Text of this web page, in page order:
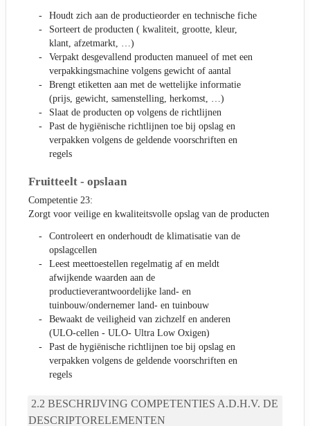
Houdt zich aan de productieorder en technische fiche
Sorteert de producten ( kwaliteit, grootte, kleur,
klant, afzetmarkt, …)
Verpakt desgevallend producten manueel of met een
verpakkingsmachine volgens gewicht of aantal
Brengt etiketten aan met de wettelijke informatie
(prijs, gewicht, samenstelling, herkomst, …)
Slaat de producten op volgens de richtlijnen
Past de hygiënische richtlijnen toe bij opslag en
verpakken volgens de geldende voorschriften en
regels
Fruitteelt - opslaan
Competentie 23:
Zorgt voor veilige en kwaliteitsvolle opslag van de producten
Controleert en onderhoudt de klimatisatie van de
opslagcellen
Leest meettoestellen regelmatig af en meldt
afwijkende waarden aan de
productieverantwoordelijke land- en
tuinbouw/ondernemer land- en tuinbouw
Bewaakt de veiligheid van zichzelf en anderen
(ULO-cellen - ULO- Ultra Low Oxigen)
Past de hygiënische richtlijnen toe bij opslag en
verpakken volgens de geldende voorschriften en
regels
BESCHRIJVING COMPETENTIES A.D.H.V. DE
DESCRIPTORELEMENTEN